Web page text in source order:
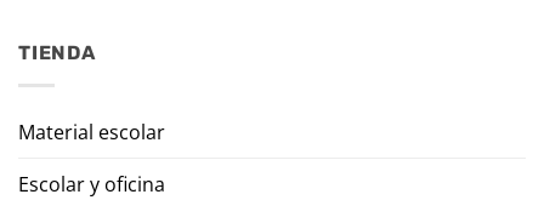
TIENDA
Material escolar
Escolar y oficina